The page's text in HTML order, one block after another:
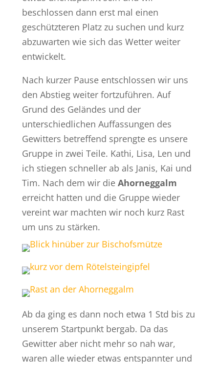
beschlossen dann erst mal einen
geschützteren Platz zu suchen und kurz
abzuwarten wie sich das Wetter weiter
entwickelt.
Nach kurzer Pause entschlossen wir uns
den Abstieg weiter fortzuführen. Auf
Grund des Geländes und der
unterschiedlichen Auffassungen des
Gewitters betreffend sprengte es unsere
Gruppe in zwei Teile. Kathi, Lisa, Len und
ich stiegen schneller ab als Janis, Kai und
Tim. Nach dem wir die Ahorneggalm
erreicht hatten und die Gruppe wieder
vereint war machten wir noch kurz Rast
um uns zu stärken.
Ab da ging es dann noch etwa 1 Std bis zu
unserem Startpunkt bergab. Da das
Gewitter aber nicht mehr so nah war,
waren alle wieder etwas entspannter und